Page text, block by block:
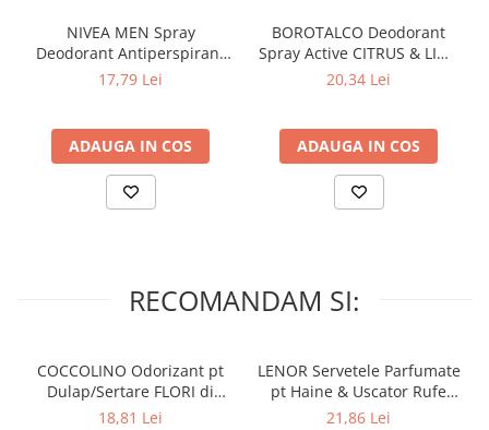
NIVEA MEN Spray
Deodorant Antiperspirant
INVISIBLE for BLACK &
17,79 Lei
ADAUGA IN COS
BOROTALCO Deodorant
Spray Active CITRUS & LIME
150 ml
20,34 Lei
ADAUGA IN COS
RECOMANDAM SI:
COCCOLINO Odorizant pt
Dulap/Sertare FLORI di
PRIMAVERA 3 buc
18,81 Lei
LENOR Servetele Parfumate
pt Haine & Uscator Rufe
SPRING AWAKENING 34 buc
21,86 Lei